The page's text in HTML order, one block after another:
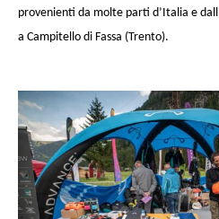
provenienti da molte parti d’Italia e
a Campitello di Fassa (Trento).